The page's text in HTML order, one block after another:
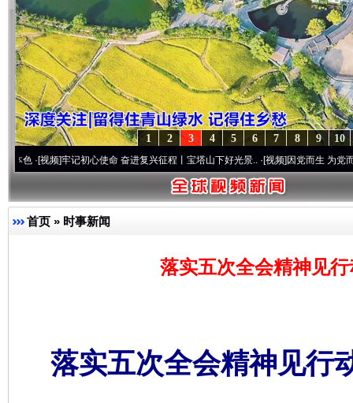
10
9
8
7
6
5
4
3
2
1
牢记初心使命 奋进复兴征程丨宝塔山下好光景..·[视频]因党而生 为党而战——百
首页 » 时事新闻
落实五次全会精神见
落实五次全会精神见行